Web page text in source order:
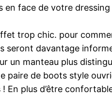
en face de votre
trop chic. pour
seront davantage
un manteau plus
de boots style
En plus d’être